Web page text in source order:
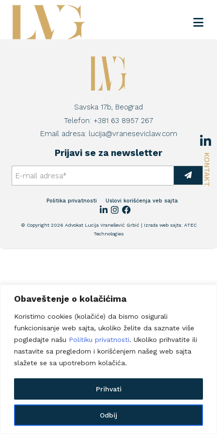
Obaveštenje o kolačićima
Koristimo cookies (kolačiće) da bismo osigurali
funkcionisanje web sajta, ukoliko želite da saznate više
pogledajte našu Politiku privatnosti. Ukoliko prihvatite ili
nastavite sa pregledom i korišćenjem našeg web sajta
slažete se sa upotrebom kolačića.
Odbij
Prihvati
KONTAKT
Savska 17b, Beograd
Telefon: +381 63 8957 267
Email adresa: lucija@vraneseviclaw.com
Prijavi se za newsletter
© Copyright 2026 Advokat Lucija Vranešević Grbić | Izrada web sajta: ATEC
Technologies
Politika privatnosti Uslovi korišćenja veb sajta